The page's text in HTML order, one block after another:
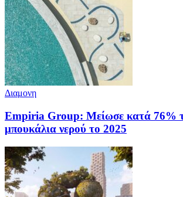
Διαμονη
Empiria Group: Μείωσε κατά 76%
μπουκάλια νερού το 2025